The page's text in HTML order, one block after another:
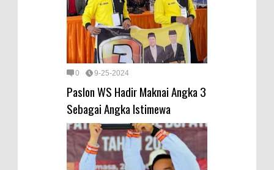
0 9-25-2024
Paslon WS Hadir Maknai Angka 3
Sebagai Angka Istimewa